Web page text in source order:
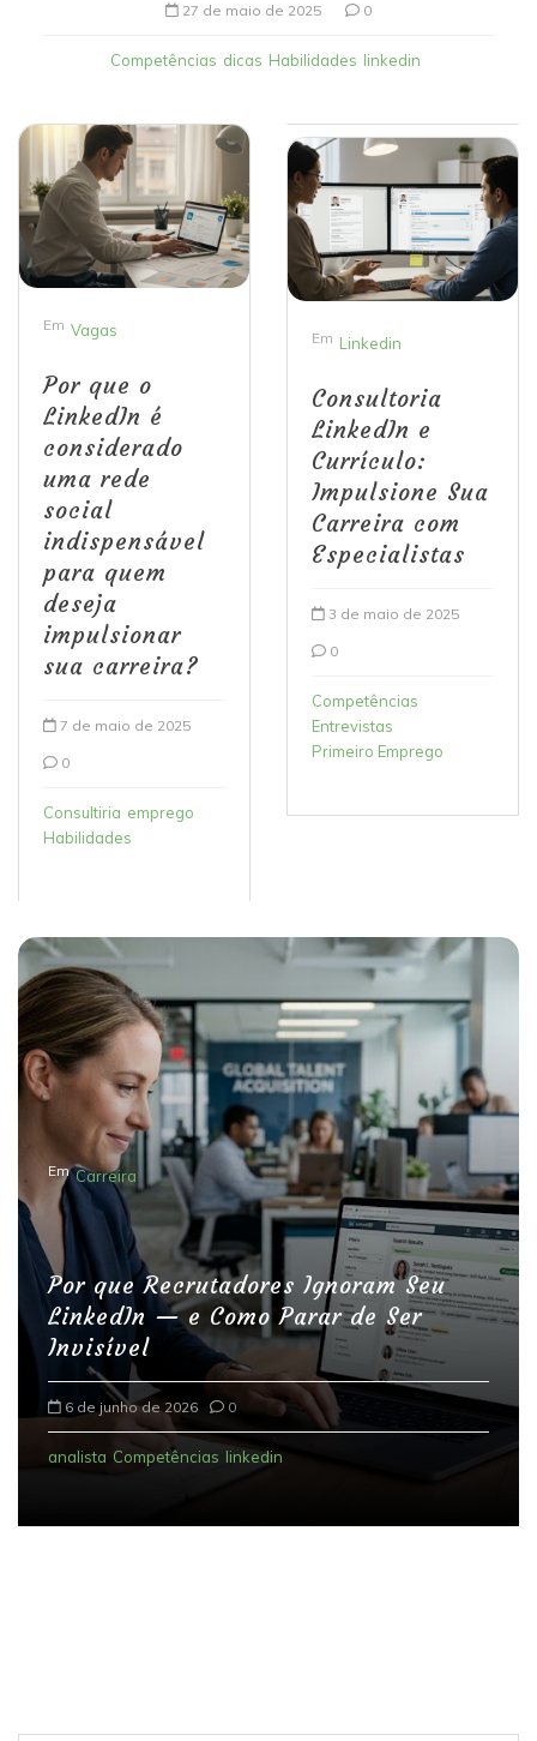
27 de maio de 2025 0
Competências dicas Habilidades linkedin
Em Vagas
Por que o
LinkedIn é
considerado
uma rede
social
indispensável
para quem
deseja
impulsionar
sua carreira?
7 de maio de 2025
0
Consultiria emprego
Habilidades
Em Linkedin
Consultoria
LinkedIn e
Currículo:
Impulsione Sua
Carreira com
Especialistas
3 de maio de 2025
0
Competências
Entrevistas
Primeiro Emprego
Em Carreira
Por que Recrutadores Ignoram Seu
LinkedIn — e Como Parar de Ser
Invisível
6 de junho de 2026 0
analista Competências linkedin